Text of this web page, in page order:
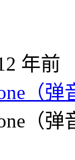
年前
（弹
（弹